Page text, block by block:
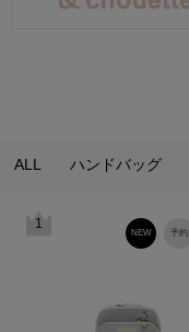
ALL ハンドバッグ
1
予約
NEW